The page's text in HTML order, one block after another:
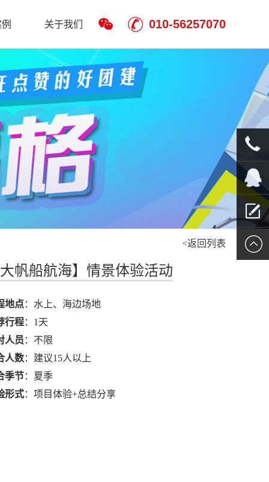
关于我们 010-56257070
<返回列表
帆船航海】情景体验活动
地点：水上、海边场地
行程：1天
人员 ：不限
人数：建议15人以上
季节：夏季
形式：项目体验+总结分享
010-
QQ客服
留言报